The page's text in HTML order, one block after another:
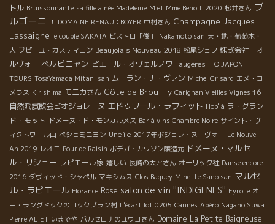
トル Bruissonnante sa fille ainée Madeleine M et Mme Benoit 2020 松井さん ブ
ルゴーニュ DOMAINE RENAUD BOYER 中村さん Champagne Jacques
Lassaigne le couple SAKATA ビストロ「俊」 Nakamoto san 天・地・葡萄木・
人 プピーユ・カスティヨン Beaujolais Nouveau 2018 松尾シェフ 株式会社 オ
ルヴォー ペルピニャン ピエール・オヴェルノワ Faugères ITO JAPON
TOURS TosaYamada Mitani san ムーラン・ナ・ヴァン Michel Grisard エメ・コ
メラス Kirishima モニカさん Côte de Brouilly Carignan Vieilles Vignes 16
自然派試飲会ビオジョレーヌ エドゥワール・ラフィット Hop'là ラ・グラン
ド・モット ドメーヌ・ド・モンカルメス Bar à vins Chambre Noire サイント・ヴ
ィクトワール山 ペシェミニヨン Une île 2017年ボジョレ・ヌーヴォー Le Nouvel
An 2019 レオニ Pour de Raisin ボデガ・カウゾン醸造元 ドメーヌ・マルセ
ル・リショー ラピエール家 嬉しい 長崎の大坪さん オーリック社 Danse encore
2016 ダヴィッド・シャペル マキシムス Clos Baquey Minette Sano san マルセ
ル・ラピエール Florance Rose salon de vin ''INDIGENES'' Eyrolle オ
ー・ラングドックのロックブラン村 L'écart lot 0205 Cannes Apéro Nagano Suwa
Pierre ALIET いまでや バルセロナのユウコさん Domaine La Petite Baigneuse